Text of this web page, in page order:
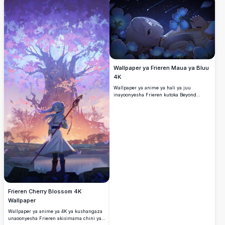
inaangaza eneo hilo, ikiumba mazingira
ya kichawi na ya utulivu yanayofaa kwa
wapenzi wa anime wanaotafuta mandhari
ya ajabu ya fantasy.
Frieren Cherry Blossom 4K
Wallpaper
Wallpaper ya anime ya 4K ya kushangaza
unaoonyesha Frieren akisimama chini ya
Wallpaper ya Frieren Maua ya Bluu
4K
Wallpaper ya anime ya hali ya juu
inayoonyesha Frieren kutoka Beyond